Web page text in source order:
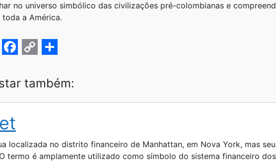
no universo simbólico das civilizações pré-colombianas e
a América.
a
c
b
o
o
p
i
h
a
também:
localizada no distrito financeiro de Manhattan, em Nova York, mas
termo é amplamente utilizado como símbolo do sistema financeiro